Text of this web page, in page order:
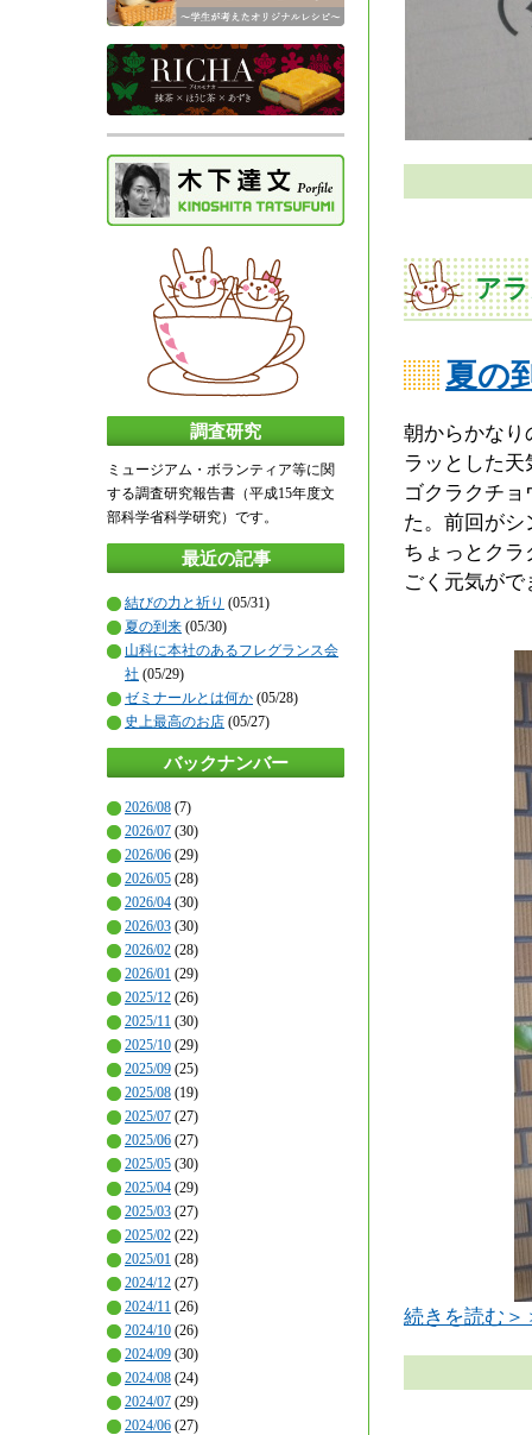
調査研究
ミュージアム・ボランティア等に関
する調査研究報告書（平成15年度文
部科学省科学研究）です。
最近の記事
結びの力と祈り (05/31)
夏の到来 (05/30)
山科に本社のあるフレグランス会
社 (05/29)
ゼミナールとは何か (05/28)
史上最高のお店 (05/27)
バックナンバー
2026/08 (7)
2026/07 (30)
2026/06 (29)
2026/05 (28)
2026/04 (30)
2026/03 (30)
2026/02 (28)
2026/01 (29)
2025/12 (26)
2025/11 (30)
2025/10 (29)
2025/09 (25)
2025/08 (19)
2025/07 (27)
2025/06 (27)
2025/05 (30)
2025/04 (29)
2025/03 (27)
2025/02 (22)
2025/01 (28)
2024/12 (27)
2024/11 (26)
2024/10 (26)
2024/09 (30)
2024/08 (24)
2024/07 (29)
2024/06 (27)
ア
夏の
朝からかなり
ラッとした
ゴクラクチ
た。前回が
ちょっとク
ごく元気がで
続きを読む＞